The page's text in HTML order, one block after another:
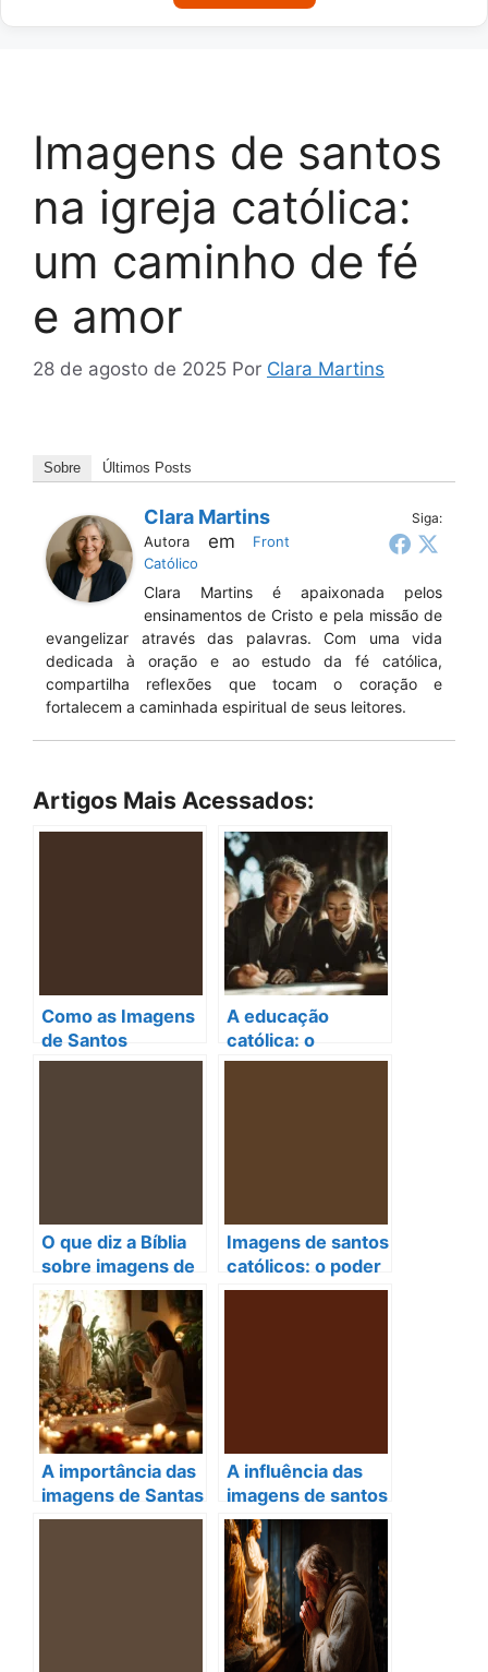
Imagens de santos
na igreja católica:
um caminho de fé
e amor
28 de agosto de 2025 Por Clara Martins
Sobre Últimos Posts
Siga:
Clara Martins
Autora em
Front
Católico
Clara Martins é apaixonada pelos
ensinamentos de Cristo e pela missão de
evangelizar através das palavras. Com uma vida
dedicada à oração e ao estudo da fé católica,
compartilha reflexões que tocam o coração e
fortalecem a caminhada espiritual de seus leitores.
Artigos Mais Acessados:
Como as Imagens
de Santos
Inspiram Orações
A educação
católica: o
caminho para
O que diz a Bíblia
sobre imagens de
santos? Descubra
a verdade!
Imagens de santos
católicos: o poder
secreto que
A importância das
imagens de Santas
da Igreja Católica
A influência das
imagens de santos
na vida das
pessoas: fé,
tradições e
testemunhos
transformadores